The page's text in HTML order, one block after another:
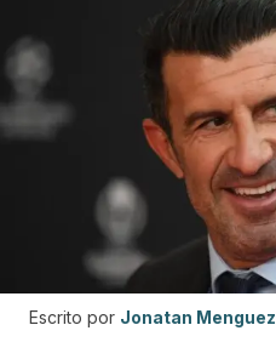
Escrito por Jonatan Menguez